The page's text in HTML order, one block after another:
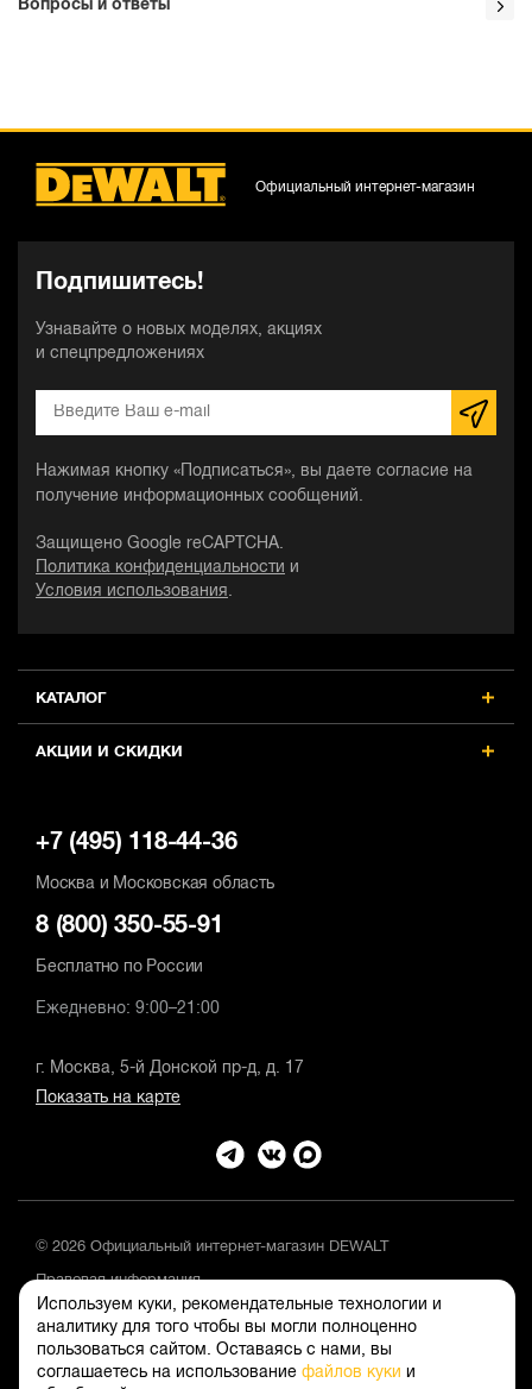
Используем куки, рекомендательные технологии и
аналитику для того чтобы вы могли полноценно
пользоваться сайтом. Оставаясь с нами, вы
соглашаетесь на использование файлов куки и
Вопросы и ответы
КАТАЛОГ
АКЦИИ И СКИДКИ
Подпишитесь!
Узнавайте о новых моделях, акциях
и спецпредложениях
Нажимая кнопку «Подписаться», вы даете согласие на
получение информационных сообщений.
Защищено Google reCAPTCHA.
Политика конфиденциальности
и
Условия использования .
Официальный интернет-магазин
+7 (495) 118-44-36
Москва и Московская область
8 (800) 350-55-91
Бесплатно по России
Ежедневно: 9:00–21:00
г. Москва, 5-й Донской пр-д, д. 17
Показать на карте
© 2026 Официальный интернет-магазин DEWALT
Правовая информация
Положение об обработке и защите персональных данных